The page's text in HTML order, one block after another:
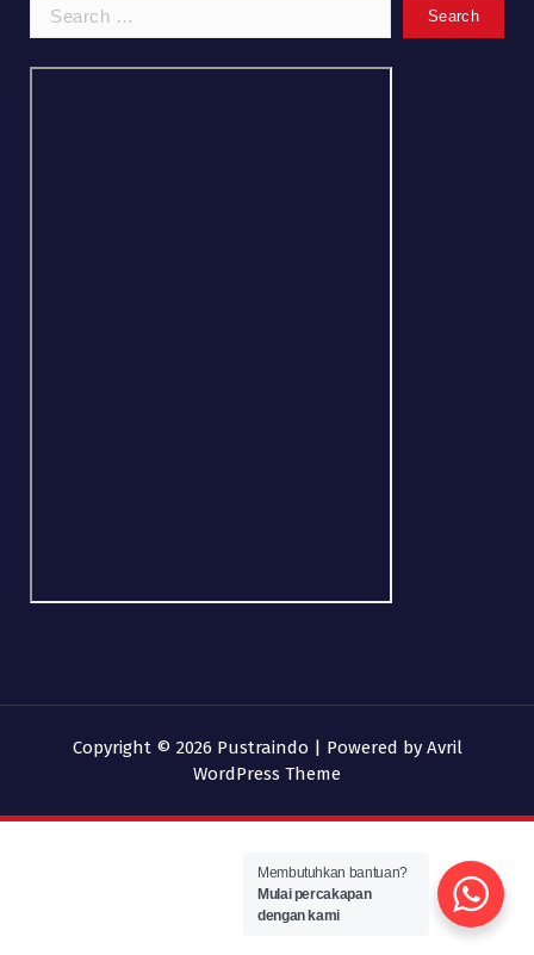
Search
for:
Copyright © 2026 Pustraindo | Powered by Avril
WordPress Theme
Membutuhkan bantuan?
Mulai percakapan
dengan kami